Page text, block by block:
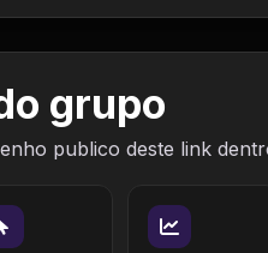
grupo
publico deste link